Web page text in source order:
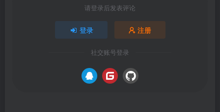
请登录后发表评论
登录 注册
社交账号登录